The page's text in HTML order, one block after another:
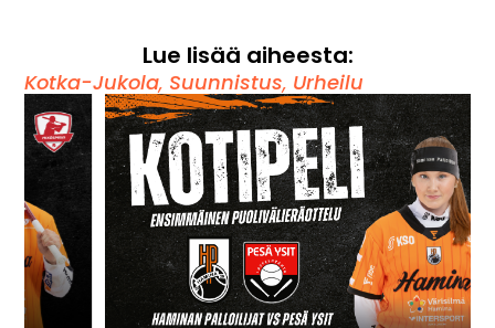
Lue lisää aiheesta:
Kotka-Jukola, Suunnistus, Urheilu